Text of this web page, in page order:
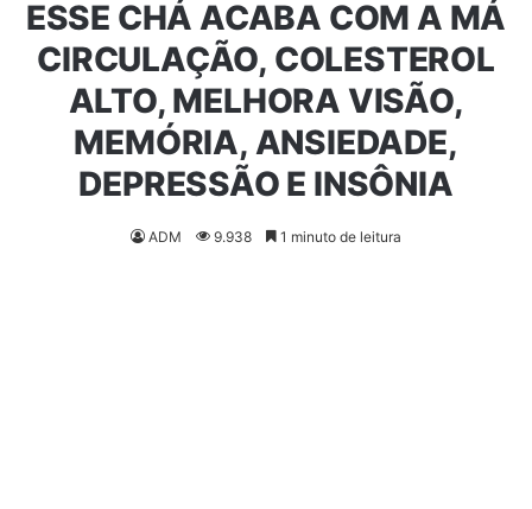
ESSE CHÁ ACABA COM A MÁ
CIRCULAÇÃO, COLESTEROL
ALTO, MELHORA VISÃO,
MEMÓRIA, ANSIEDADE,
DEPRESSÃO E INSÔNIA
ADM 9.938 1 minuto de leitura